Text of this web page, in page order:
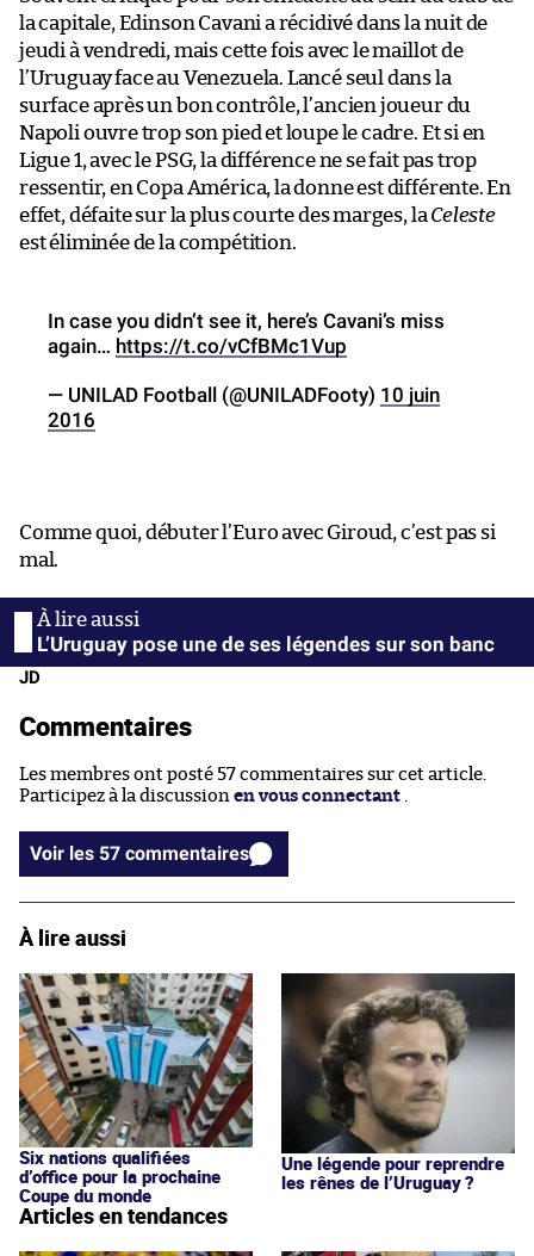
la capitale, Edinson Cavani a récidivé dans la nuit de
jeudi à vendredi, mais cette fois avec le maillot de
l’Uruguay face au Venezuela. Lancé seul dans la
surface après un bon contrôle, l’ancien joueur du
Napoli ouvre trop son pied et loupe le cadre. Et si en
Ligue 1, avec le PSG, la différence ne se fait pas trop
ressentir, en Copa América, la donne est différente. En
effet, défaite sur la plus courte des marges, la Celeste
est éliminée de la compétition.
In case you didn’t see it, here’s Cavani’s miss
again… https://t.co/vCfBMc1Vup
— UNILAD Football (@UNILADFooty) 10 juin
2016
Comme quoi, débuter l’Euro avec Giroud, c’est pas si
mal.
L’Uruguay pose une de ses légendes sur son banc
JD
Commentaires
Les membres ont posté 57 commentaires sur cet article.
Participez à la discussion en vous connectant
Voir les 57 commentaires
À lire aussi
Six nations qualifiées
d’office pour la prochaine
Coupe du monde
Une légende pour reprendre
les rênes de l’Uruguay ?
Articles en tendances